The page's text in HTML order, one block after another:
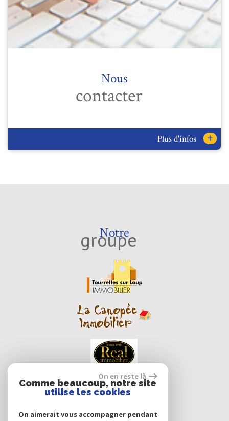
Nous
contacter
Plus d'infos +
Notre
groupe
On en reste là
Comme beaucoup, notre site
utilise les cookies
On aimerait vous accompagner pendant